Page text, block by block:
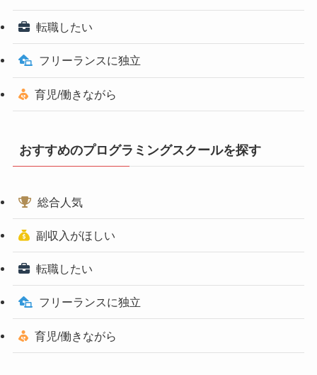
転職したい
フリーランスに独立
育児/働きながら
おすすめのプログラミングスクールを探す
総合人気
副収入がほしい
転職したい
フリーランスに独立
育児/働きながら